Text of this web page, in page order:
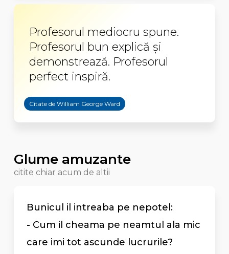
Profesorul mediocru spune.
Profesorul bun explică și
demonstrează. Profesorul
perfect inspiră.
Citate de William George Ward
Glume amuzante
citite chiar acum de altii
Bunicul il intreaba pe nepotel:
- Cum il cheama pe neamtul ala mic
care imi tot ascunde lucrurile?